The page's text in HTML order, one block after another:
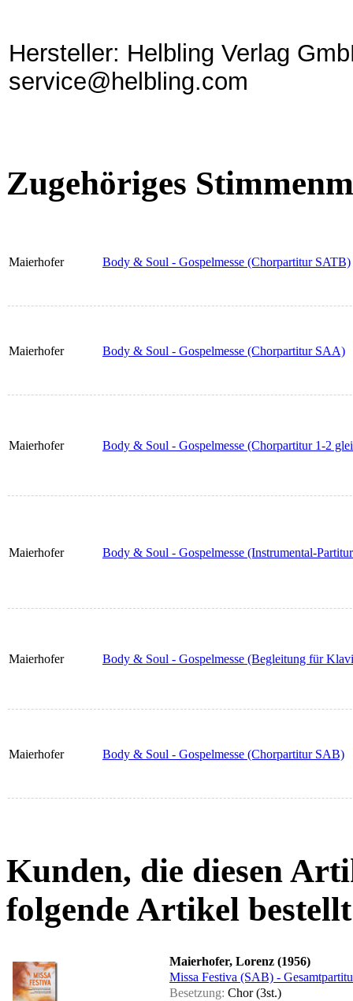
Hersteller: Helbling Verlag
service@helbling.com
Zugehöriges
Maierhofer Body & Soul - Gospelmesse (Chorpartitur SATB)
Maierhofer Body & Soul - Gospelmesse (Chorpartitur SAA)
Maierhofer Body & Soul - Gospelmesse (Chorpartitur 1-2
Maierhofer Body & Soul - Gospelmesse (Instrumental-
Maierhofer Body & Soul - Gospelmesse (Begleitung für
Maierhofer Body & Soul - Gospelmesse (Chorpartitur SAB)
Kunden, die diesen
folgende Artikel
Maierhofer, Lorenz (1956)
Missa Festiva (SAB) -
Besetzung: Chor (3st.)